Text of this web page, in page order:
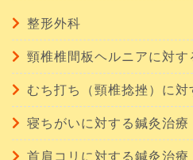
整形外科
頸椎椎間板ヘルニアに対す
むち打ち（頸椎捻挫）に対
寝ちがいに対する鍼灸治療
首肩コリに対する鍼灸治療